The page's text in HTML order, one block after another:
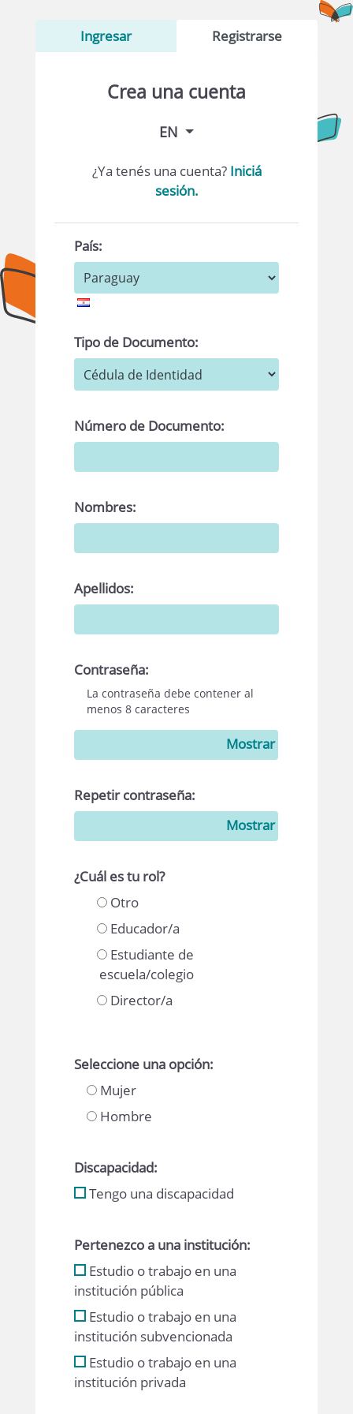
Ingresar Registrarse
Crea una cuenta
EN
¿Ya tenés una cuenta? Iniciá
sesión.
País:
Tipo de Documento:
Número de Documento:
Nombres:
Apellidos:
Contraseña:
La contraseña debe contener al
menos 8 caracteres
Mostrar
Repetir contraseña:
Mostrar
¿Cuál es tu rol?
Otro
Educador/a
Estudiante de
escuela/colegio
Director/a
Seleccione una opción:
Mujer
Hombre
Discapacidad:
Tengo una discapacidad
Pertenezco a una institución:
Estudio o trabajo en una
institución pública
Estudio o trabajo en una
institución subvencionada
Estudio o trabajo en una
institución privada